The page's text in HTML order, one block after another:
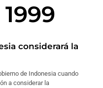
considerará la
de Indonesia cuando
a considerar la